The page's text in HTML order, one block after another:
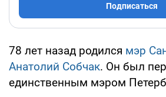
Подписаться
78 лет назад родился мэр
Анатолий Собчак. Он был
единственным мэром